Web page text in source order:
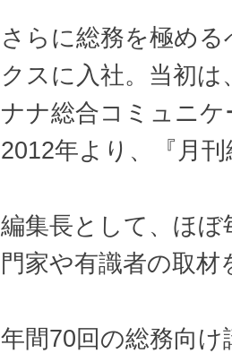
さらに総務を極め
クスに入社。当初
ナナ総合コミュニ
2012年より、『月
編集長として、ほぼ
門家や有識者の取
年間70回の総務向